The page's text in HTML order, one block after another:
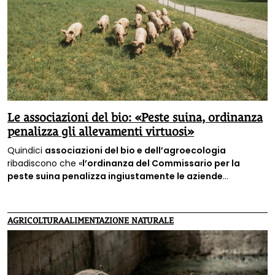
Le associazioni del bio: «Peste suina, ordinanza
penalizza gli allevamenti virtuosi»
Quindici associazioni del bio e dell’agroecologia
ribadiscono che «l’ordinanza del Commissario per la
peste suina penalizza ingiustamente le aziende
AGRICOLTURAALIMENTAZIONE NATURALE